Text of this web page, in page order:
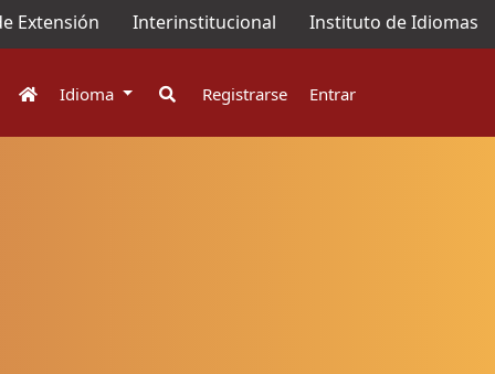
Extensión Interinstitucional Instituto de Idiomas
Idioma Registrarse Entrar